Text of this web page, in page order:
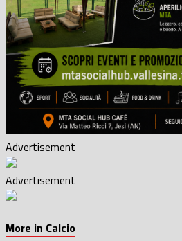
Advertisement
Advertisement
More in Calcio